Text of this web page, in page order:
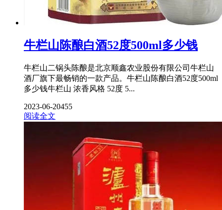
牛栏山陈酿白酒52度500ml多少钱
牛栏山二锅头陈酿是北京顺鑫农业股份有限公司牛栏山
酒厂旗下最畅销的一款产品。牛栏山陈酿白酒52度500ml
多少钱牛栏山 浓香风格 52度 5...
2023-06-20455
阅读全文